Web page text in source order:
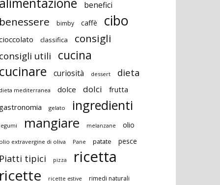
benefici
bimby caffè cibo
classifica consigli
utili cucina
curiosità dessert dieta
mediterranea dolce dolci
frutta
gelato ingredienti
mangiare melanzane olio
extravergine di oliva Pane patate pesce
tipici pizza ricetta
ricette estive rimedi naturali